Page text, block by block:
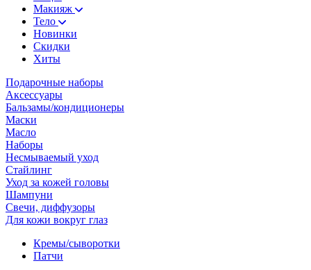
Макияж
Тело
Новинки
Скидки
Хиты
Подарочные наборы
Аксессуары
Бальзамы/кондиционеры
Маски
Масло
Наборы
Несмываемый уход
Стайлинг
Уход за кожей головы
Шампуни
Свечи, диффузоры
Для кожи вокруг глаз
Кремы/сыворотки
Патчи